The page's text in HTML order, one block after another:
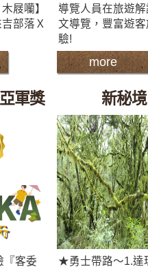
屐囒】
部落Ｘ
導覽人員在旅遊解
文導覽，豐富遊
驗!
more
軍獎
客委
新秘境
★勇士帶路～1.達